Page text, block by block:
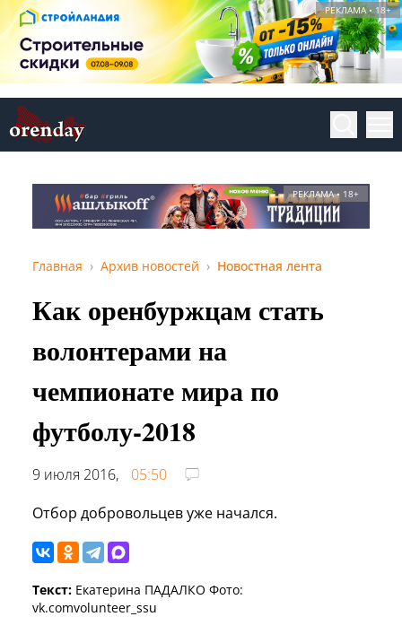
РЕКЛАМА • 18+
РЕКЛАМА • 18+
Главная Архив новостей Новостная лента
Как оренбуржцам стать
волонтерами на
чемпионате мира по
футболу-2018
9 июля 2016,
05:50
Отбор добровольцев уже начался.
Текст: Екатерина ПАДАЛКО Фото:
vk.comvolunteer_ssu